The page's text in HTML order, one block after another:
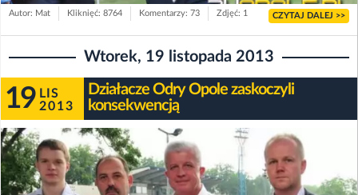
Autor: Mat Kliknięć: 8764 Komentarzy: 73 Zdjęć: 1 CZYTAJ DALEJ >>
Wtorek, 19 listopada 2013
19 LIS
2013
Działacze Odry Opole zaskoczyli
konsekwencją